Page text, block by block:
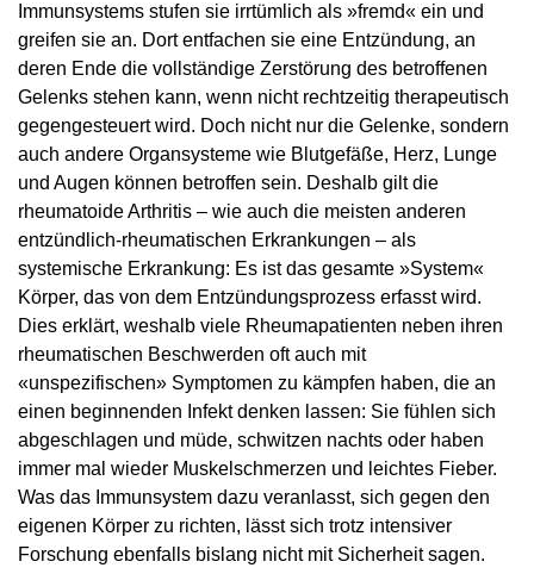
Immunsystems stufen sie irrtümlich als »fremd« ein und
greifen sie an. Dort entfachen sie eine Entzündung, an
deren Ende die vollständige Zerstörung des betroffenen
Gelenks stehen kann, wenn nicht rechtzeitig therapeutisch
gegengesteuert wird. Doch nicht nur die Gelenke, sondern
auch andere Organsysteme wie Blutgefäße, Herz, Lunge
und Augen können betroffen sein. Deshalb gilt die
rheumatoide Arthritis – wie auch die meisten anderen
entzündlich-rheumatischen Erkrankungen – als
systemische Erkrankung: Es ist das gesamte »System«
Körper, das von dem Entzündungsprozess erfasst wird.
Dies erklärt, weshalb viele Rheumapatienten neben ihren
rheumatischen Beschwerden oft auch mit
«unspezifischen» Symptomen zu kämpfen haben, die an
einen beginnenden Infekt denken lassen: Sie fühlen sich
abgeschlagen und müde, schwitzen nachts oder haben
immer mal wieder Muskelschmerzen und leichtes Fieber.
Was das Immunsystem dazu veranlasst, sich gegen den
eigenen Körper zu richten, lässt sich trotz intensiver
Forschung ebenfalls bislang nicht mit Sicherheit sagen.